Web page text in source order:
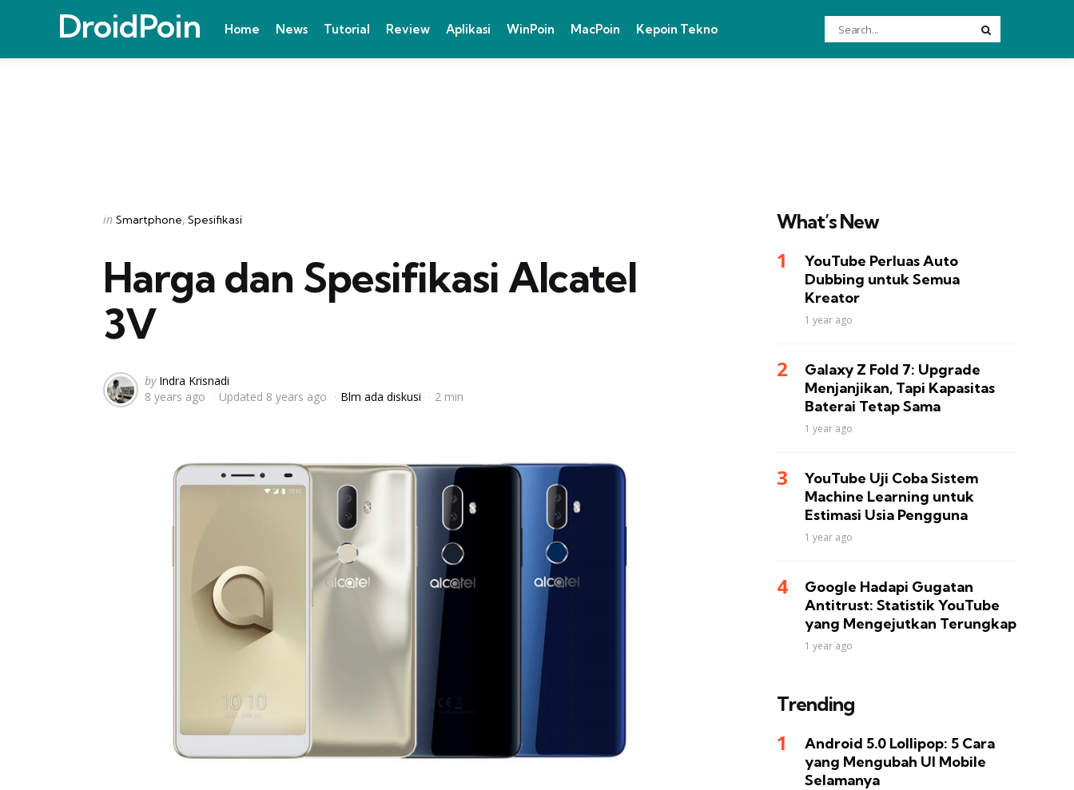
DroidPoin Home News Tutorial Review Aplikasi WinPoin MacPoin Kepoin Tekno
Search
for:
Categories
Posted
in Smartphone Spesifikasi
Harga dan Spesifikasi Alcatel
3V
Posted
by
by Indra Krisnadi
8 years ago
Updated 8 years ago Blm ada diskusi 2 min
What’s New
YouTube Perluas Auto
Dubbing untuk Semua
Kreator
1 year ago
Galaxy Z Fold 7: Upgrade
Menjanjikan, Tapi Kapasitas
Baterai Tetap Sama
1 year ago
YouTube Uji Coba Sistem
Machine Learning untuk
Estimasi Usia Pengguna
1 year ago
Google Hadapi Gugatan
Antitrust: Statistik YouTube
yang Mengejutkan Terungkap
1 year ago
Trending
Android 5.0 Lollipop: 5 Cara
yang Mengubah UI Mobile
Selamanya